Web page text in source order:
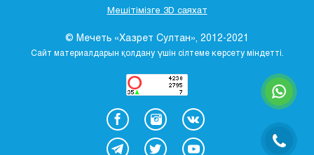
Мешітімізге 3D саяхат
© Мечеть «Хазрет Султан», 2012-2021
Сайт материалдарын қолдану үшін сілтеме көрсету міндетті.